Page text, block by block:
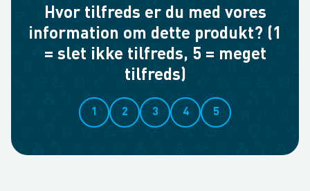
Hvor tilfreds er du med vores
information om dette produkt? (1
= slet ikke tilfreds, 5 = meget
tilfreds)
1 2 3 4 5